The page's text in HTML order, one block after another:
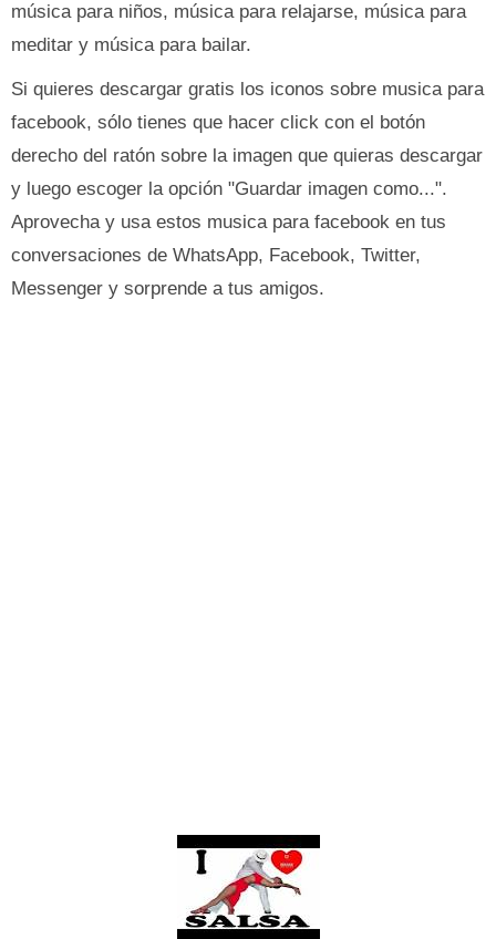
música para niños, música para relajarse, música para
meditar y música para bailar.
Si quieres descargar gratis los iconos sobre musica para
facebook, sólo tienes que hacer click con el botón
derecho del ratón sobre la imagen que quieras descargar
y luego escoger la opción "Guardar imagen como...".
Aprovecha y usa estos musica para facebook en tus
conversaciones de WhatsApp, Facebook, Twitter,
Messenger y sorprende a tus amigos.